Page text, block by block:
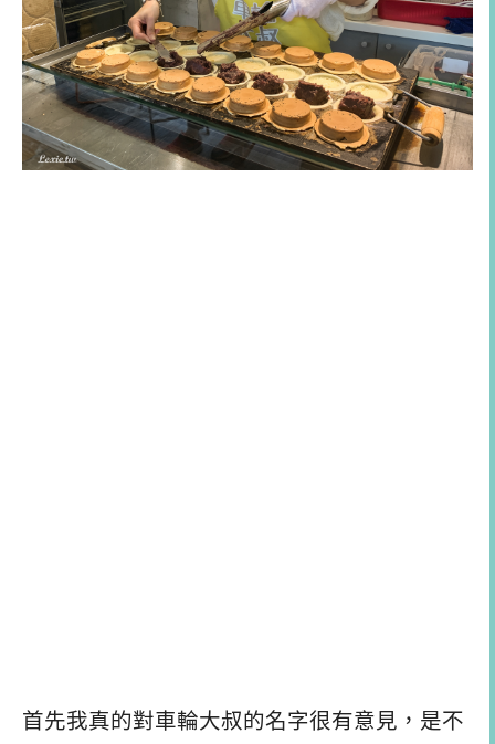
首先我真的對車輪大叔的名字很有意見，是不